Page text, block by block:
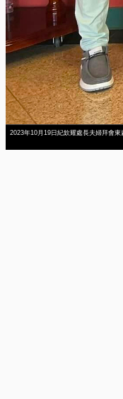
2023年10月19日紀欽耀處長夫婦拜會